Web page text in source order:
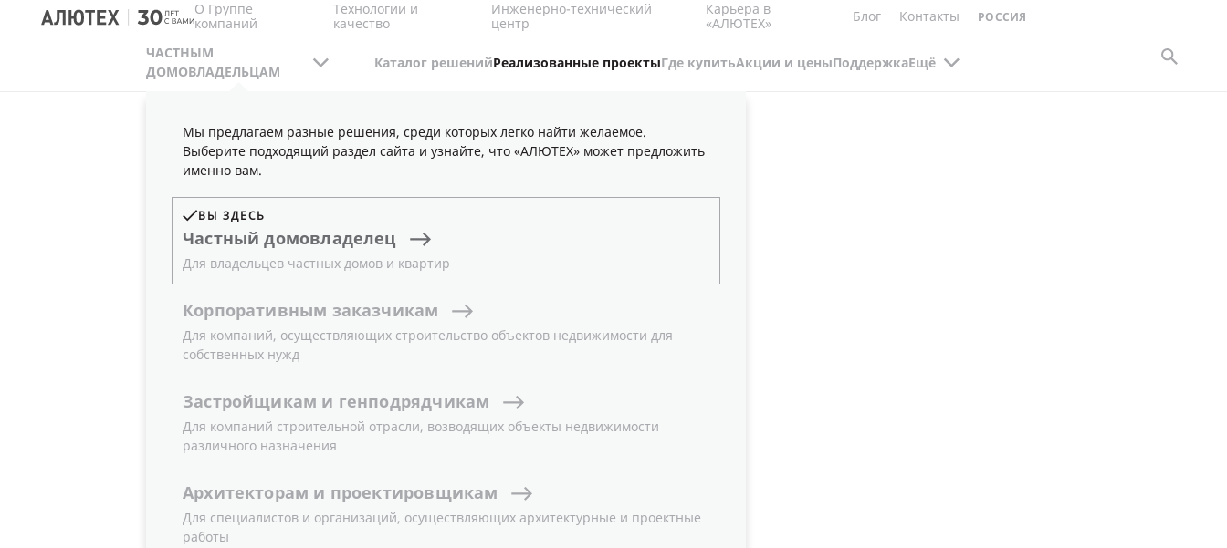
О Группе
компаний
Технологии и
качество
Инженерно-технический
центр
Карьера в
«АЛЮТЕХ» Блог Контакты РОССИЯ
ЧАСТНЫМ
ДОМОВЛАДЕЛЬЦАМ
Мы предлагаем разные решения, среди которых легко найти желаемое.
Выберите подходящий раздел сайта и узнайте, что «АЛЮТЕХ» может предложить
именно вам.
ВЫ ЗДЕСЬ
Частный домовладелец
Для владельцев частных домов и квартир
Корпоративным заказчикам
Для компаний, осуществляющих строительство объектов недвижимости для
собственных нужд
Застройщикам и генподрядчикам
Для компаний строительной отрасли, возводящих объекты недвижимости
различного назначения
Архитекторам и проектировщикам
Для специалистов и организаций, осуществляющих архитектурные и проектные
работы
Каталог решенийРеализованные проектыГде купитьАкции и ценыПоддержкаЕщё
ЧАСТНЫМ ДОМОВЛАДЕЛЬЦАМ ПРОЕКТЫ